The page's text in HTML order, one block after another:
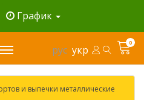
График
рус укр
0
и выпечки металлические